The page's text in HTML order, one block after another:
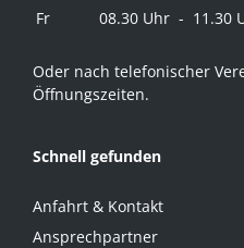
Fr
08.30 Uhr - 11.30
Oder nach telefonischer
Öffnungszeiten.
Schnell gefunden
Anfahrt & Kontakt
Ansprechpartner